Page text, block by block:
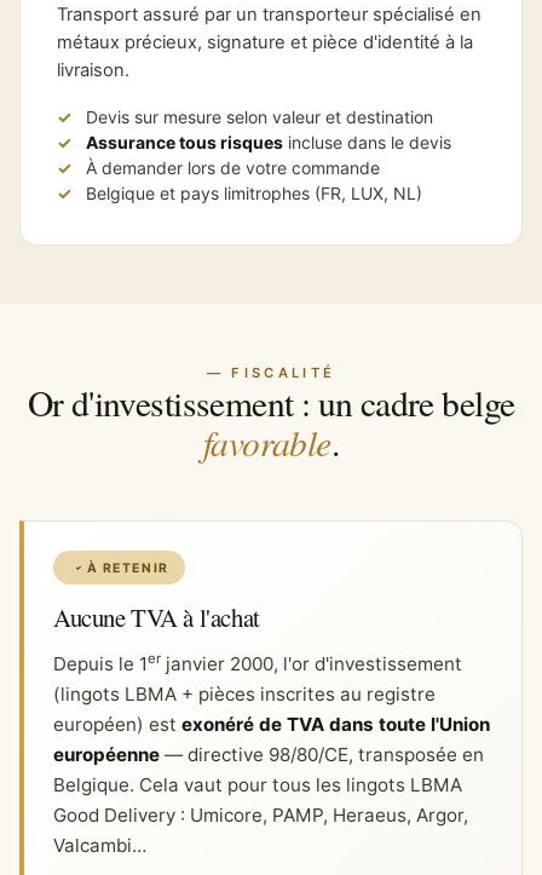
Transport assuré par un transporteur spécialisé en
métaux précieux, signature et pièce d'identité à la
livraison.
Devis sur mesure selon valeur et destination
Assurance tous risquesincluse dans le devis
À demander lors de votre commande
Belgique et pays limitrophes (FR, LUX, NL)
— FISCALITÉ
Or d'investissement : un cadre belge
favorable.
À RETENIR
Aucune TVA à l'achat
Depuis le 1er janvier 2000, l'or d'investissement
(lingots LBMA + pièces inscrites au registre
européen) est exonéré de TVA dans toute l'Union
européenne — directive 98/80/CE, transposée en
Belgique. Cela vaut pour tous les lingots LBMA
Good Delivery : Umicore, PAMP, Heraeus, Argor,
Valcambi…